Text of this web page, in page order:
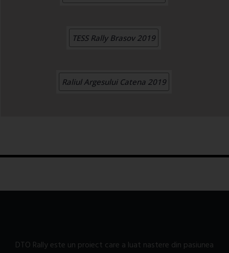
TESS Rally Brasov 2019
Raliul Argesului Catena 2019
DTO Rally este un proiect care a luat nastere din pasiunea